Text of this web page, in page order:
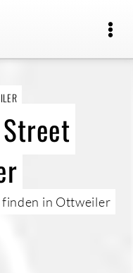
finden in Ottweiler